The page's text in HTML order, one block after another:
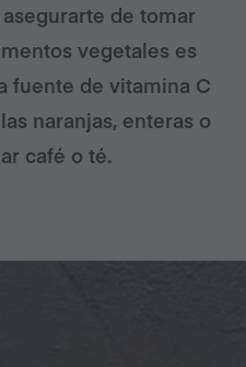
de tomar
vegetales es
fuente de vitamina C
naranjas, enteras o
café o té.